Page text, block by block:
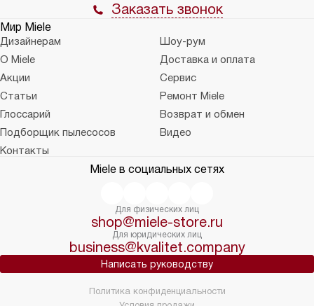
Заказать звонок
Мир Miele
Дизайнерам
Шоу-рум
О Miele
Доставка и оплата
Акции
Сервис
Статьи
Ремонт Miele
Глоссарий
Возврат и обмен
Подборщик пылесосов
Видео
Контакты
Miele в социальных сетях
Для физических лиц
shop@miele-store.ru
Для юридических лиц
business@kvalitet.company
Написать руководству
Политика конфиденциальности